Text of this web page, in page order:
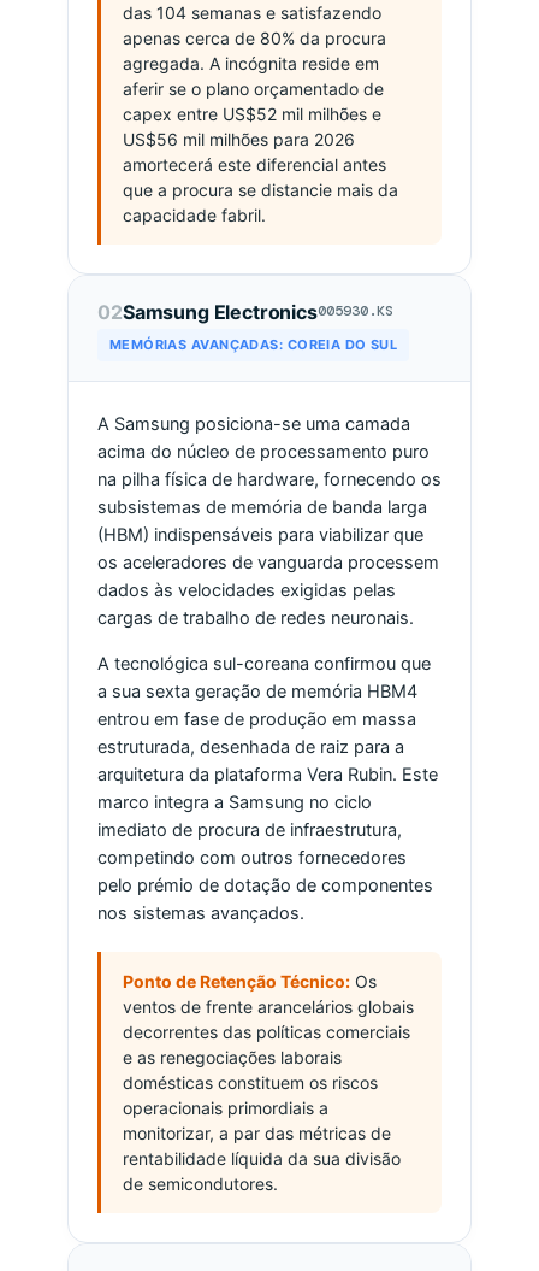
das 104 semanas e satisfazendo
apenas cerca de 80% da procura
agregada. A incógnita reside em
aferir se o plano orçamentado de
capex entre US$52 mil milhões e
US$56 mil milhões para 2026
amortecerá este diferencial antes
que a procura se distancie mais da
capacidade fabril.
02Samsung Electronics005930.KS
MEMÓRIAS AVANÇADAS: COREIA DO SUL
A Samsung posiciona-se uma camada
acima do núcleo de processamento puro
na pilha física de hardware, fornecendo os
subsistemas de memória de banda larga
(HBM) indispensáveis para viabilizar que
os aceleradores de vanguarda processem
dados às velocidades exigidas pelas
cargas de trabalho de redes neuronais.
A tecnológica sul-coreana confirmou que
a sua sexta geração de memória HBM4
entrou em fase de produção em massa
estruturada, desenhada de raiz para a
arquitetura da plataforma Vera Rubin. Este
marco integra a Samsung no ciclo
imediato de procura de infraestrutura,
competindo com outros fornecedores
pelo prémio de dotação de componentes
nos sistemas avançados.
Ponto de Retenção Técnico:Os
ventos de frente arancelários globais
decorrentes das políticas comerciais
e as renegociações laborais
domésticas constituem os riscos
operacionais primordiais a
monitorizar, a par das métricas de
rentabilidade líquida da sua divisão
de semicondutores.